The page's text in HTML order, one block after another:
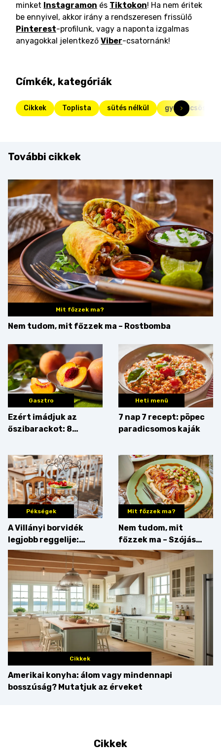
minket Instagramon és Tiktokon! Ha nem éritek
be ennyivel, akkor irány a rendszeresen frissülő
Pinterest-profilunk, vagy a naponta izgalmas
anyagokkal jelentkező Viber-csatornánk!
Címkék, kategóriák
Cikkek Toplista sütés nélkül gyümölcsös süti
További cikkek
Mit főzzek ma?
Nem tudom, mit főzzek ma – Rostbomba
Gasztro
Ezért imádjuk az
őszibarackot: 8
augusztusban
feltankolj belőle
Heti menü
7 nap 7 recept: pöpec
paradicsomos kaják
Pékségek
A Villányi borvidék
legjobb reggelije:
kovászos kenyér és
gourmet pékáruk
Palkonyán
Mit főzzek ma?
Nem tudom, mit
főzzek ma – Szójás
sztori
Cikkek
Amerikai konyha: álom vagy mindennapi
bosszúság? Mutatjuk az érveket
Cikkek